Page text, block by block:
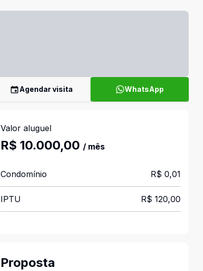
Agendar visita WhatsApp
Valor aluguel
R$ 10.000,00 / mês
Condomínio R$ 0,01
IPTU R$ 120,00
Proposta